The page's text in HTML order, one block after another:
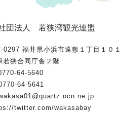
団法人 若狭湾観光連盟
0297 福井県小浜市遠敷１丁目１０１
若狭合同庁舎２階
64-5640
64-5641
twitter.com/wakasabay